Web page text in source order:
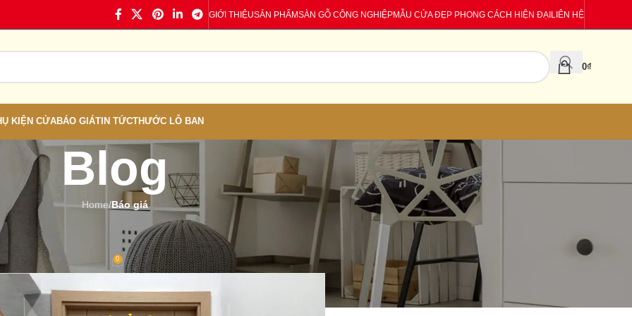
GIỚI THIỆUSẢN PHẨMSÀN GỖ CÔNG NGHIỆPMẪU CỬA ĐẸP PHONG CÁCH HIỆN ĐẠILIÊN HỆ
0₫
KIỆN CỬABÁO GIÁTIN TỨCTHƯỚC LỖ BAN
Blog
Home/Báo giá
, TIN TỨC
TP.HCM – Báo Giá Mới Nhất
nhựa On 12/10/2025 0
CATEGORIES
Báo giá
Tin tức